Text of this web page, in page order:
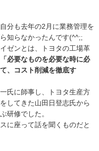
分も去年の2月に業務管理を
知らなかったんです(^^;;
ゼンとは、トヨタの工場革
「必要なものを必要な時に必
、コスト削減を徹底す
氏に師事し、トヨタ生産方
してきた山田日登志氏から
研修でした。
に座って話を聞くものだと